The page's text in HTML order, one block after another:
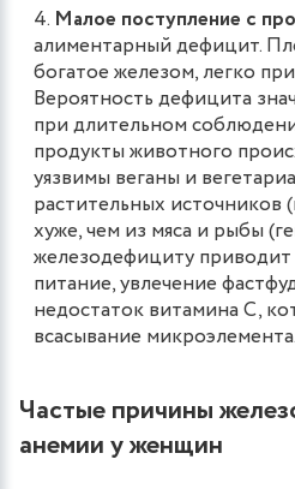
Малое поступление с
алиментарный дефицит.
богатое железом, легко
Вероятность дефицита
при длительном
продукты животного
уязвимы веганы и
растительных источников
хуже, чем из мяса и рыбы
железодефициту
питание, увлечение
недостаток витамина С,
всасывание микроэлемента.
Частые причины
анемии у женщин